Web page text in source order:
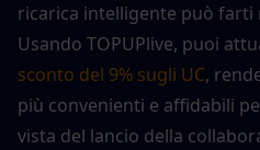
ricarica intelligente può farti
Usando TOPUPlive, puoi
sconto del 9% sugli UC,
più convenienti e affidabili
vista del lancio della